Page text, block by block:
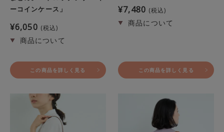
ーコインケース」
¥6,050 税込
この商品を詳しく見る
¥7,480 税込
この商品を詳しく見る